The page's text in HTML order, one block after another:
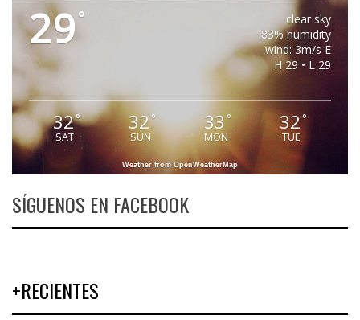
29°
clear sky
83% humidity
wind: 3m/s E
H 29 • L 29
32°
SAT
32°
SUN
33 °
MON
32°
TUE
Weather from OpenWeatherMap
SÍGUENOS EN FACEBOOK
+RECIENTES